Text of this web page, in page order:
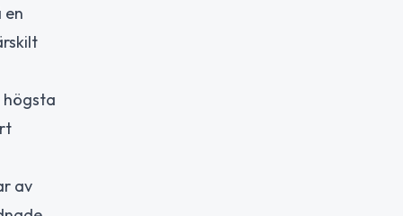
en
högsta
av